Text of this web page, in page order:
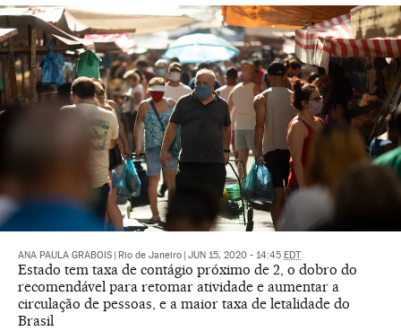
ANA PAULA GRABOIS Rio de Janeiro JUN 15, 2020 - 14:45 EDT
Estado tem taxa de contágio próximo de 2, o dobro do
recomendável para retomar atividade e aumentar a
circulação de pessoas, e a maior taxa de letalidade do
Brasil